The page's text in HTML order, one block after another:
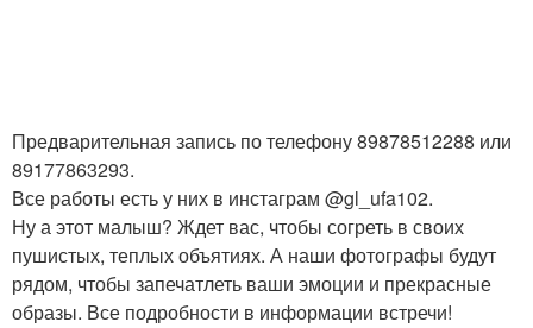
Предварительная запись по телефону 89878512288 или
89177863293.
Все работы есть у них в инстаграм @gl_ufa102.
Ну а этот малыш? Ждет вас, чтобы согреть в своих
пушистых, теплых объятиях. А наши фотографы будут
рядом, чтобы запечатлеть ваши эмоции и прекрасные
образы. Все подробности в информации встречи!